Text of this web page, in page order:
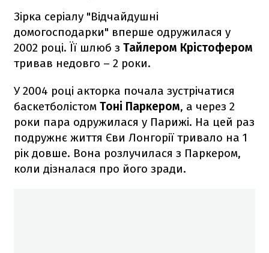
Зірка серіалу "Відчайдушні
домогосподарки" вперше одружилася у
2002 році. Її шлюб з Тайлером Крістофером
тривав недовго – 2 роки.
У 2004 році акторка почала зустрічатися
баскетболістом Тоні Паркером, а через 2
роки пара одружилася у Парижі. На цей раз
подружнє життя Єви Лонгорії тривало на 1
рік довше. Вона розлучилася з Паркером,
коли дізналася про його зради.